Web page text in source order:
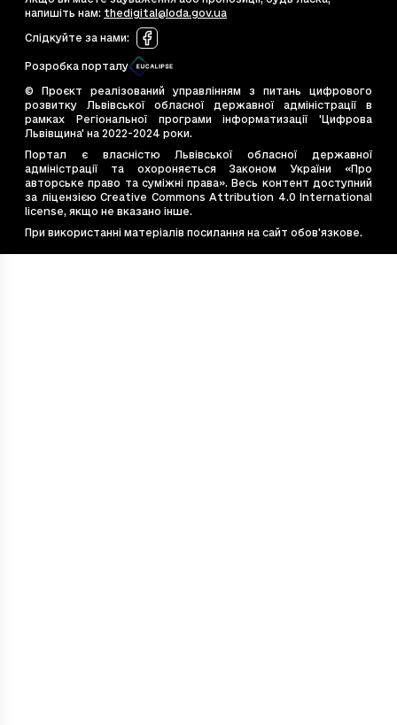
cc34f668-3523-4cd8-87bb-d96f93637349
cf41497d-9e05-4dd6-b9eb-7de1fc2e0de4
d7907f49-c4bc-4044-bfeb-11675799f689
deffd60d-184d-4c09-a7aa-98fcf3047fbe
e44dd984-11ef-4946-a7c7-513084039198
e4bb662a-7cce-4d36-be4d-ebea6e8b2e2f
e544867d-bac2-4c77-9ade-0fe8dea8e77b
e7e6cb14-20eb-4675-9f40-e1f7f12b4587
e828d410-53f2-4f19-99ff-450c5d9c3637
ea54c8d9-569e-494d-b056-47241a608689
f48eabfe-1882-4fb8-ac60-22235391b720
напишіть нам: thedigital@loda.gov.ua
Слідкуйте за нами:
Розробка порталу
© Проєкт реалізований управлінням з питань цифрового
розвитку Львівської обласної державної адміністрації в
рамках Регіональної програми інформатизації 'Цифрова
Львівщина' на 2022-2024 роки.
Портал є власністю Львівської обласної державної
адміністрації та охороняється Законом України «Про
авторське право та суміжні права». Весь контент доступний
за ліцензією Creative Commons Attribution 4.0 International
license, якщо не вказано інше.
При використанні матеріалів посилання на сайт обов’язкове.